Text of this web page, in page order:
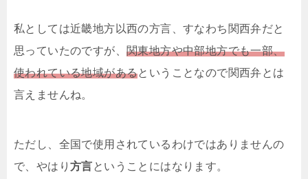
私としては近畿地方以西の方言、すなわち関西弁だと
思っていたのですが、 関東地方や中部地方でも一部、
使われている地域があるということなので関西弁とは
言えませんね。
ただし、全国で使用されているわけではありませんの
で、やはり 方言ということにはなります。